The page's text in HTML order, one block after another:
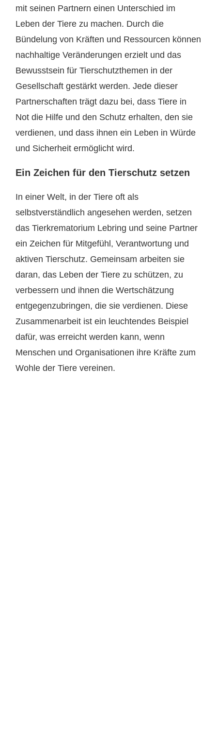
mit seinen Partnern einen Unterschied im
Leben der Tiere zu machen. Durch die
Bündelung von Kräften und Ressourcen können
nachhaltige Veränderungen erzielt und das
Bewusstsein für Tierschutzthemen in der
Gesellschaft gestärkt werden. Jede dieser
Partnerschaften trägt dazu bei, dass Tiere in
Not die Hilfe und den Schutz erhalten, den sie
verdienen, und dass ihnen ein Leben in Würde
und Sicherheit ermöglicht wird.
Ein Zeichen für den Tierschutz setzen
In einer Welt, in der Tiere oft als
selbstverständlich angesehen werden, setzen
das Tierkrematorium Lebring und seine Partner
ein Zeichen für Mitgefühl, Verantwortung und
aktiven Tierschutz. Gemeinsam arbeiten sie
daran, das Leben der Tiere zu schützen, zu
verbessern und ihnen die Wertschätzung
entgegenzubringen, die sie verdienen. Diese
Zusammenarbeit ist ein leuchtendes Beispiel
dafür, was erreicht werden kann, wenn
Menschen und Organisationen ihre Kräfte zum
Wohle der Tiere vereinen.